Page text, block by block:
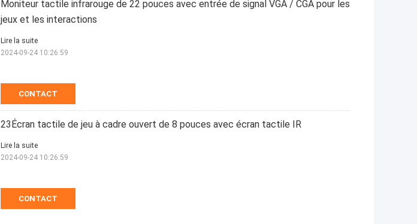
Moniteur tactile infrarouge de 22 pouces avec entrée de signal VGA / CGA pour les
jeux et les interactions
CONTACT
Lire la suite
2024-09-24 10:26:59
23Écran tactile de jeu à cadre ouvert de 8 pouces avec écran tactile IR
CONTACT
Lire la suite
2024-09-24 10:26:59